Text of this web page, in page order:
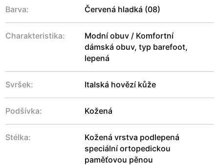
Barva: Červená hladká (08)
Charakteristika:
Modní obuv / Komfortní
dámská obuv, typ barefoot,
lepená
Svršek: Italská hovězí kůže
Podšívka: Kožená
Stélka:
Kožená vrstva podlepená
speciální ortopedickou
paměťovou pěnou